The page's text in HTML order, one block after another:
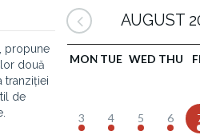
propune
două
tranziției
de
AUGUST
MON TUE WED THU
3 4 5 6